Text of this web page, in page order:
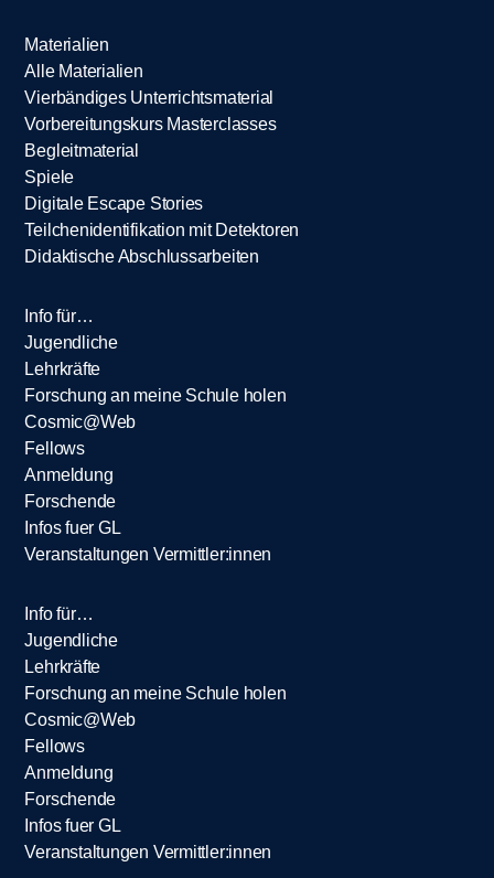
Materialien
Alle Materialien
Vierbändiges Unterrichtsmaterial
Vorbereitungskurs Masterclasses
Begleitmaterial
Spiele
Digitale Escape Stories
Teilchenidentifikation mit Detektoren
Didaktische Abschlussarbeiten
Info für…
Jugendliche
Lehrkräfte
Forschung an meine Schule holen
Cosmic@Web
Fellows
Anmeldung
Forschende
Infos fuer GL
Veranstaltungen Vermittler:innen
Info für…
Jugendliche
Lehrkräfte
Forschung an meine Schule holen
Cosmic@Web
Fellows
Anmeldung
Forschende
Infos fuer GL
Veranstaltungen Vermittler:innen